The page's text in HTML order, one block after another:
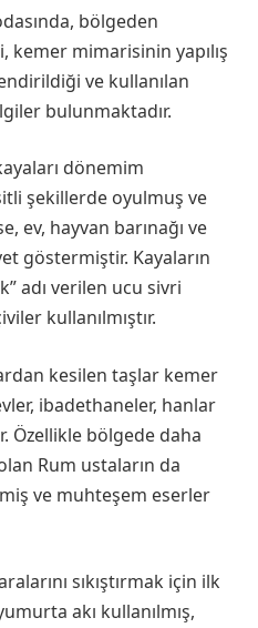
bölgeden
kemer mimarisinin yapılış
ve kullanılan
bulunmaktadır.
dönemim
şekillerde oyulmuş ve
ev, hayvan barınağı ve
göstermiştir. Kayaların
adı verilen ucu sivri
kullanılmıştır.
kesilen taşlar kemer
ibadethaneler, hanlar
Özellikle bölgede daha
Rum ustaların da
ve muhteşem eserler
sıkıştırmak için ilk
akı kullanılmış,